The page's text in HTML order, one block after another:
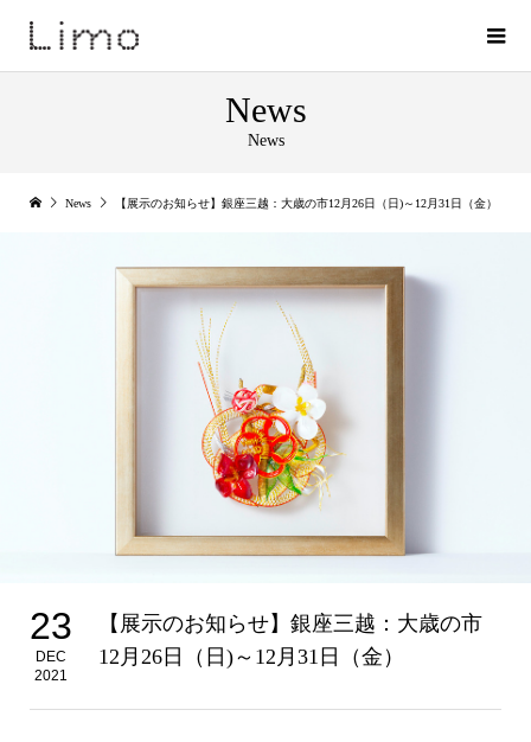
News
News
News 【展示のお知らせ】銀座三越：大歳の市12月26日（日)～12月31日（金）
23
DEC
2021
【展示のお知らせ】銀座三越：大歳の市
12月26日（日)～12月31日（金）